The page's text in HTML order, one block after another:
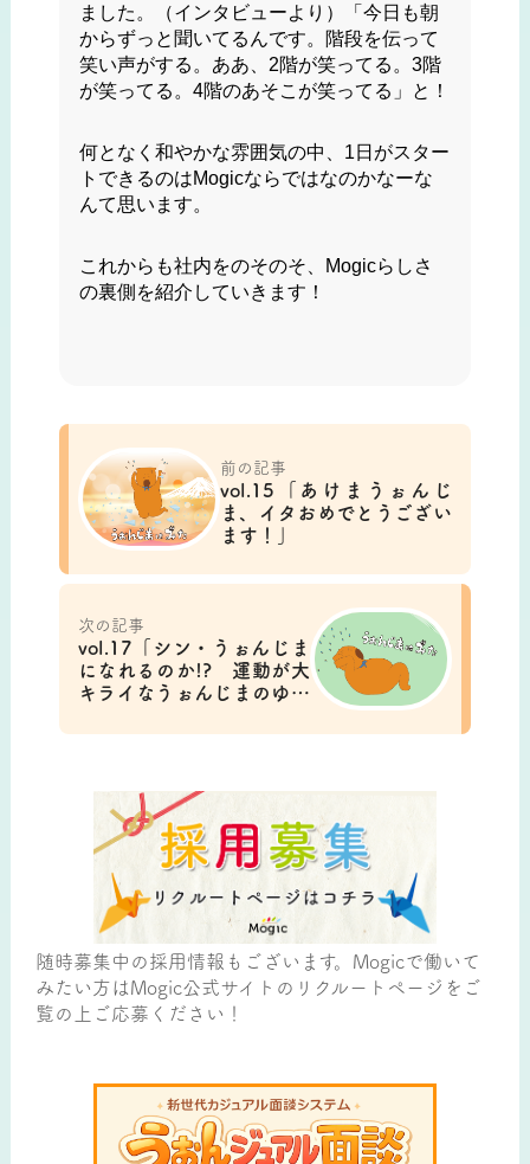
ました。（インタビューより）「今日も朝
からずっと聞いてるんです。階段を伝って
笑い声がする。ああ、2階が笑ってる。3階
が笑ってる。4階のあそこが笑ってる」と！
何となく和やかな雰囲気の中、1日がスター
トできるのはMogicならではなのかなーな
んて思います。
これからも社内をのそのそ、Mogicらしさ
の裏側を紹介していきます！
前の記事
vol.15「あけまうぉんじ
ま、イタおめでとうござい
ます！」
次の記事
vol.17「シン・うぉんじま
になれるのか!? 運動が大
キライなうぉんじまのゆく
随時募集中の採用情報もございます。Mogicで働いて
みたい方はMogic公式サイトのリクルートページをご
覧の上ご応募ください！